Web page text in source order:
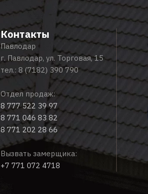
Контакты
Павлодар
г. Павлодар, ул. Торговая, 15
тел.: 8 (7182) 390 790
Отдел продаж:
8 777 522 39 97
8 771 046 83 82
8 771 202 28 66
Вызвать замерщика:
+7 771 072 4718